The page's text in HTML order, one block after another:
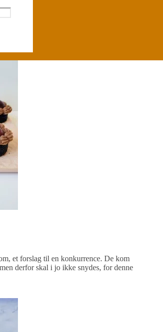
et forslag til en konkurrence. De kom
derfor skal i jo ikke snydes, for denne